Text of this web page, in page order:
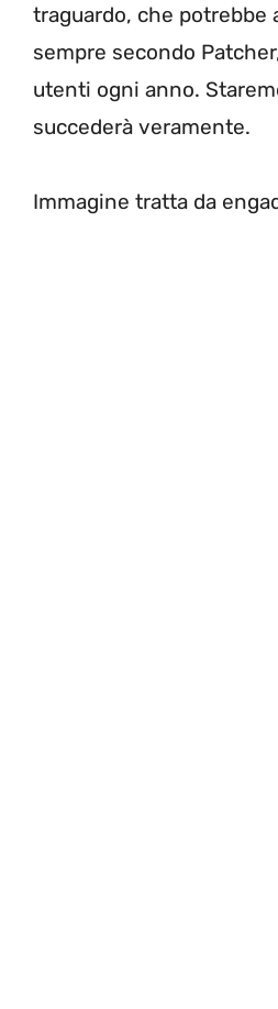
traguardo, che potrebbe
sempre secondo
utenti ogni anno.
succederà veramente.
Immagine tratta da